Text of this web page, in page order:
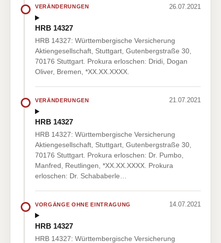
VERÄNDERUNGEN 26.07.2021
HRB 14327
HRB 14327: Württembergische Versicherung
Aktiengesellschaft, Stuttgart, Gutenbergstraße 30,
70176 Stuttgart. Prokura erloschen: Dridi, Dogan
Oliver, Bremen, *XX.XX.XXXX.
VERÄNDERUNGEN 21.07.2021
HRB 14327
HRB 14327: Württembergische Versicherung
Aktiengesellschaft, Stuttgart, Gutenbergstraße 30,
70176 Stuttgart. Prokura erloschen: Dr. Pumbo,
Manfred, Reutlingen, *XX.XX.XXXX. Prokura
erloschen: Dr. Schababerle…
VORGÄNGE OHNE EINTRAGUNG 14.07.2021
HRB 14327
HRB 14327: Württembergische Versicherung